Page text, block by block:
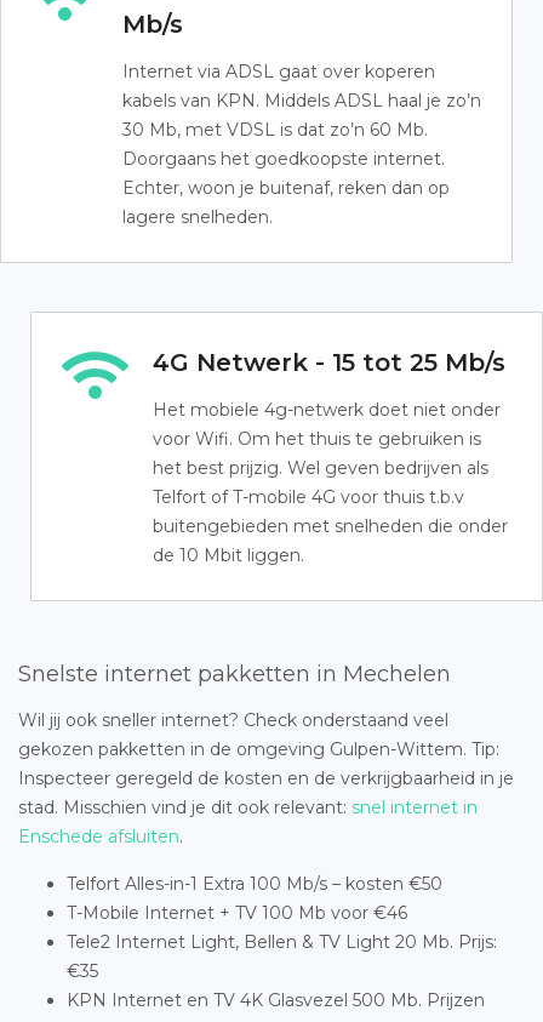
Mb/s
Internet via ADSL gaat over koperen
kabels van KPN. Middels ADSL haal je zo’n
30 Mb, met VDSL is dat zo’n 60 Mb.
Doorgaans het goedkoopste internet.
Echter, woon je buitenaf, reken dan op
lagere snelheden.
4G Netwerk - 15 tot 25 Mb/s
Het mobiele 4g-netwerk doet niet onder
voor Wifi. Om het thuis te gebruiken is
het best prijzig. Wel geven bedrijven als
Telfort of T-mobile 4G voor thuis t.b.v
buitengebieden met snelheden die onder
de 10 Mbit liggen.
Snelste internet pakketten in Mechelen
Wil jij ook sneller internet? Check onderstaand veel
gekozen pakketten in de omgeving Gulpen-Wittem. Tip:
Inspecteer geregeld de kosten en de verkrijgbaarheid in je
stad. Misschien vind je dit ook relevant: snel internet in
Enschede afsluiten.
Telfort Alles-in-1 Extra 100 Mb/s – kosten €50
T-Mobile Internet + TV 100 Mb voor €46
Tele2 Internet Light, Bellen & TV Light 20 Mb. Prijs:
€35
KPN Internet en TV 4K Glasvezel 500 Mb. Prijzen